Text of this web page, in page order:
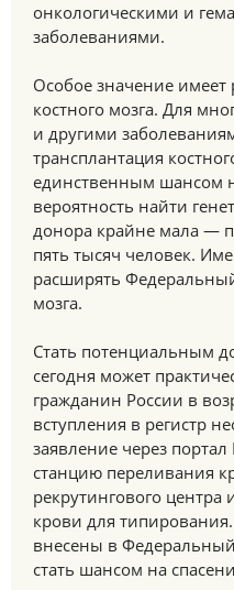
онкологическими и
заболеваниями.
Особое значение имеет
костного мозга. Для
и другими
трансплантация
единственным шансом
вероятность найти
донора крайне мала —
пять тысяч человек.
расширять
мозга.
Стать потенциальным
сегодня может
гражданин России в
вступления в регистр
заявление через
станцию переливания
рекрутингового
крови для
внесены в
стать шансом на